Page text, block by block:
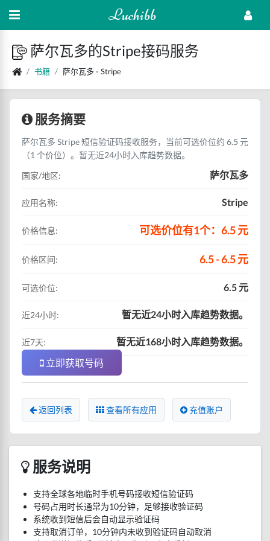
Luchibb
萨尔瓦多的Stripe接码服务
书籍 萨尔瓦多 - Stripe
服务摘要
萨尔瓦多 Stripe 短信验证码接收服务，当前可选价位约 6.5 元
（1 个价位）。暂无近24小时入库趋势数据。
国家/地区:
萨尔瓦多
应用名称: Stripe
价格信息: 可选价位有1个：6.5 元
价格区间: 6.5 - 6.5 元
可选价位: 6.5 元
近24小时: 暂无近24小时入库趋势数据。
近7天:
暂无近168小时入库趋势数据。
立即获取号码
返回列表 查看所有应用 充值账户
服务说明
支持全球各地临时手机号码接收短信验证码
号码占用时长通常为10分钟，足够接收验证码
系统收到短信后会自动显示验证码
支持取消订单，10分钟内未收到验证码自动取消